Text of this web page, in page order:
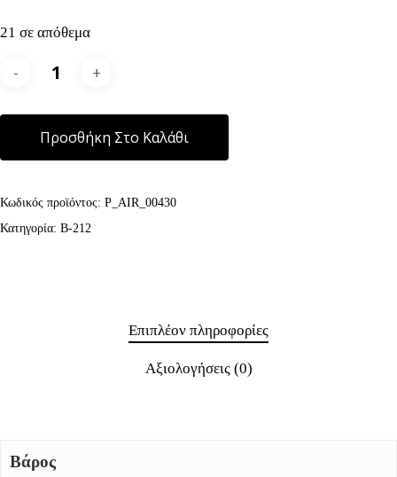
21 σε απόθεμα
Προσθήκη Στο Καλάθι
Κωδικός προϊόντος: P_AIR_00430
Κατηγορία: B-212
Επιπλέον πληροφορίες
Αξιολογήσεις (0)
Βάρος